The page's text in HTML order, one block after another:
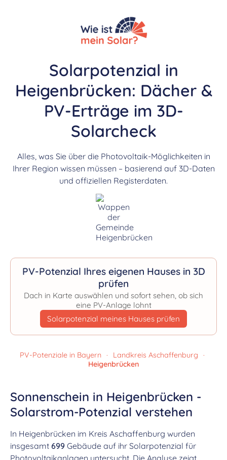
Solarpotenzial in
Heigenbrücken: Dächer &
PV-Erträge im 3D-
Solarcheck
Alles, was Sie über die Photovoltaik-Möglichkeiten in
Ihrer Region wissen müssen – basierend auf 3D-Daten
und offiziellen Registerdaten.
PV-Potenzial Ihres eigenen Hauses in 3D
prüfen
Dach in Karte auswählen und sofort sehen, ob sich
eine PV-Anlage lohnt
Solarpotenzial meines Hauses prüfen
PV-Potenziale in Bayern · Landkreis Aschaffenburg
·
Heigenbrücken
Sonnenschein in Heigenbrücken -
Solarstrom-Potenzial verstehen
In Heigenbrücken im Kreis Aschaffenburg wurden
insgesamt 699 Gebäude auf ihr Solarpotenzial für
Photovoltaikanlagen untersucht. Die Analyse zeigt,